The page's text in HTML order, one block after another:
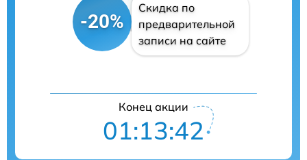
-20%
Скидка по
предварительной
записи на сайте
Конец акции
01:13:41